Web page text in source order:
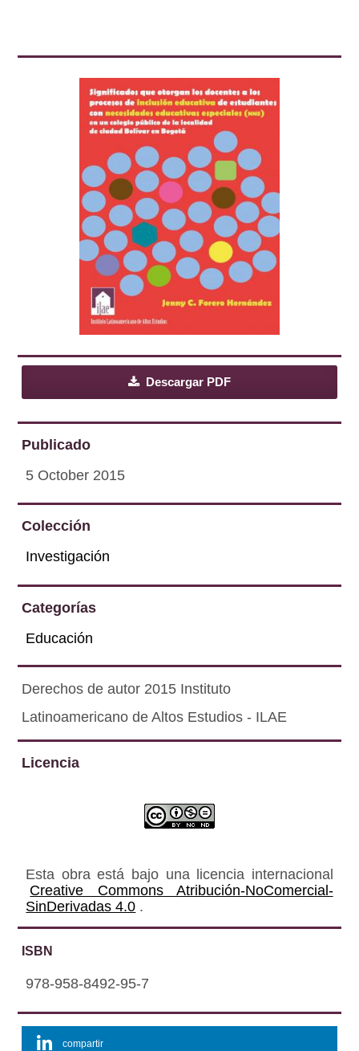
Descargar PDF
Publicado
5 October 2015
Colección
Investigación
Categorías
Educación
Derechos de autor 2015 Instituto
Latinoamericano de Altos Estudios - ILAE
Licencia
Esta obra está bajo una licencia internacional
Creative Commons Atribución-NoComercial-
SinDerivadas 4.0 .
ISBN
978-958-8492-95-7
compartir